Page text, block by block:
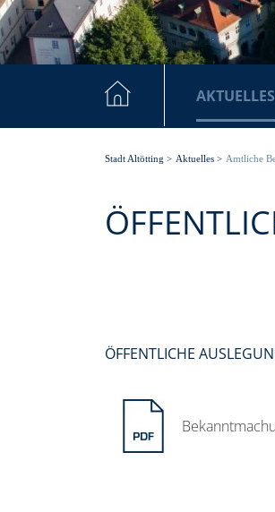
AKTUELLES
Stadt Altötting > Aktuelles > Amtliche
ÖFFENTLICHE